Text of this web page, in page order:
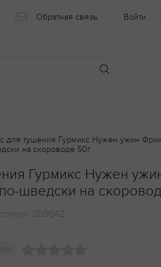
Обратная связь Войти
для тушения Гурмикс Нужен ужин
на скороводе 50г
Гурмикс Нужен
шведски на
209642